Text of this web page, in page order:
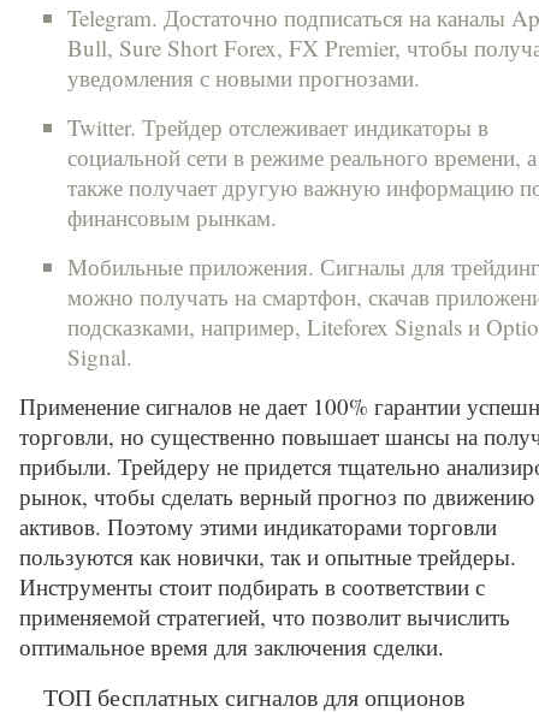
Telegram. Достаточно подписаться на каналы
Bull, Sure Short Forex, FX Premier, чтобы
уведомления с новыми прогнозами.
Twitter. Трейдер отслеживает индикаторы в
социальной сети в режиме реального времени, а
также получает другую важную информацию
финансовым рынкам.
Мобильные приложения. Сигналы для
можно получать на смартфон, скачав
подсказками, например, Liteforex Signals и
Signal.
Применение сигналов не дает 100% гарантии
торговли, но существенно повышает шансы на
прибыли. Трейдеру не придется тщательно
рынок, чтобы сделать верный прогноз по движению
активов. Поэтому этими индикаторами торговли
пользуются как новички, так и опытные трейдеры.
Инструменты стоит подбирать в соответствии с
применяемой стратегией, что позволит вычислить
оптимальное время для заключения сделки.
ТОП бесплатных сигналов для опционов